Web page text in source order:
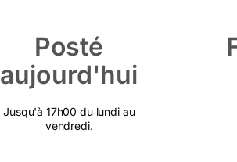
Posté
aujourd'hui
Jusqu'à 17h00 du lundi au
vendredi.